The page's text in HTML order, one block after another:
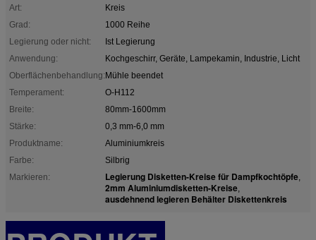
Art:
Kreis
Grad:
1000 Reihe
Legierung oder nicht:
Ist Legierung
Anwendung:
Kochgeschirr, Geräte, Lampekamin, Industrie, Licht
Oberflächenbehandlung:Mühle beendet
Temperament:
O-H112
Breite:
80mm-1600mm
Stärke:
0,3 mm-6,0 mm
Produktname:
Aluminiumkreis
Farbe:
Silbrig
Markieren:
Legierung Disketten-Kreise für Dampfkochtöpfe,
2mm Aluminiumdisketten-Kreise,
ausdehnend legieren Behälter Diskettenkreis